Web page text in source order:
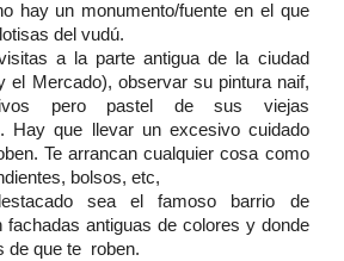
hay un monumento/fuente en el que
del vudú.
a la parte antigua de la ciudad
el Mercado), observar su pintura naif,
pero pastel de sus viejas
Hay que llevar un excesivo cuidado
Te arrancan cualquier cosa como
bolsos, etc,
sea el famoso barrio de
fachadas antiguas de colores y donde
de que te roben.